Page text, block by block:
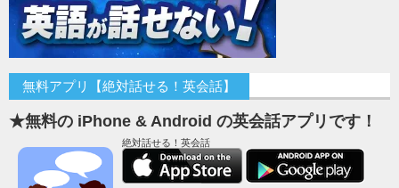
無料アプリ【絶対話せる！英会話】
★無料の iPhone & Android の英会話アプリです！
絶対話せる！英会話